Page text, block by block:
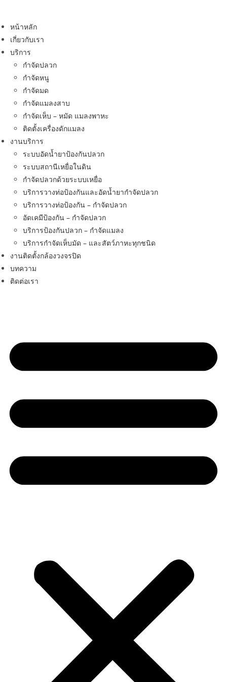
content
หน้าหลัก
เกี่ยวกับเรา
บริการ
กำจัดปลวก
กำจัดหนู
กำจัดมด
กำจัดแมลงสาบ
กำจัดเห็บ – หมัด แมลงพาหะ
ติดตั้งเครื่องดักแมลง
งานบริการ
ระบบอัดน้ำยาป้องกันปลวก
ระบบสถานีเหยื่อในดิน
กำจัดปลวกด้วยระบบเหยื่อ
บริการวางท่อป้องกันและอัดน้ำยากำจัดปลวก
บริการวางท่อป้องกัน – กำจัดปลวก
อัดเคมีป้องกัน – กำจัดปลวก
บริการป้องกันปลวก – กำจัดแมลง
บริการกำจัดเห็บมัด – และสัตว์ภาหะทุกชนิด
งานติดตั้งกล้องวงจรปิด
บทความ
ติดต่อเรา